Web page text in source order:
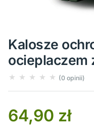
Kalosze
ocieplaczem
(0 opinii)
64,90 zł